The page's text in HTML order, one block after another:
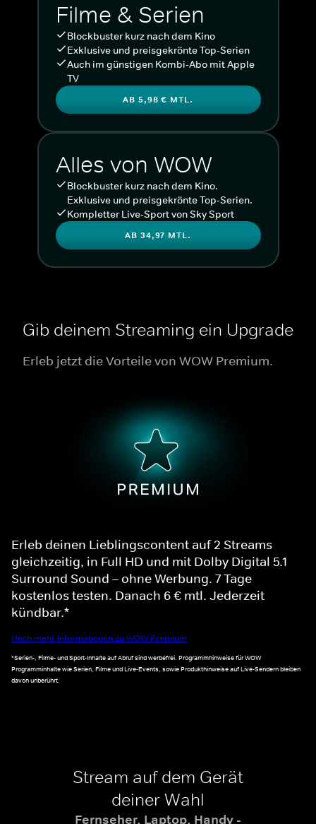
Filme & Serien
Blockbuster kurz nach dem Kino
Exklusive und preisgekrönte Top-Serien
Auch im günstigen Kombi-Abo mit Apple
TV
AB 5,98 € MTL.
Alles von WOW
Blockbuster kurz nach dem Kino.
Exklusive und preisgekrönte Top-Serien.
Kompletter Live-Sport von Sky Sport
AB 34,97 MTL.
Gib deinem Streaming ein Upgrade
Erleb jetzt die Vorteile von WOW Premium.
Erleb deinen Lieblingscontent auf 2 Streams
gleichzeitig, in Full HD und mit Dolby Digital 5.1
Surround Sound – ohne Werbung. 7 Tage
kostenlos testen. Danach 6 € mtl. Jederzeit
kündbar.*
Noch mehr Informationen zu WOW Premium
*Serien-, Filme- und Sport-Inhalte auf Abruf sind werbefrei. Programmhinweise für WOW
Programminhalte wie Serien, Filme und Live-Events, sowie Produkthinweise auf Live-Sendern bleiben
davon unberührt.
Stream auf dem Gerät
deiner Wahl
Fernseher, Laptop, Handy -